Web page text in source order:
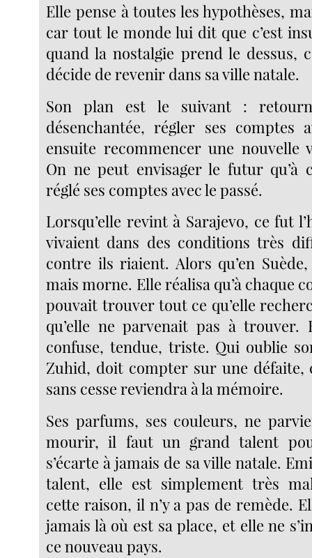
Elle pense à toutes les hypothèses,
car tout le monde lui dit que c’est
quand la nostalgie prend le dessus,
décide de revenir dans sa ville natale.
Son plan est le suivant :
désenchantée, régler ses comptes
ensuite recommencer une nouvelle
On ne peut envisager le futur qu’à
réglé ses comptes avec le passé.
Lorsqu’elle revint à Sarajevo, ce fut
vivaient dans des conditions très
contre ils riaient. Alors qu’en
mais morne. Elle réalisa qu’à chaque
pouvait trouver tout ce qu’elle
qu’elle ne parvenait pas à trouver.
confuse, tendue, triste. Qui oublie
Zuhid, doit compter sur une défaite,
sans cesse reviendra à la mémoire.
Ses parfums, ses couleurs, ne
mourir, il faut un grand talent
s’écarte à jamais de sa ville natale.
talent, elle est simplement très
cette raison, il n’y a pas de remède.
jamais là où est sa place, et elle ne
ce nouveau pays.